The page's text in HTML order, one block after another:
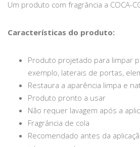
Um produto com fragrância a COCA-
Características do produto:
Produto projetado para limpar
exemplo, laterais de portas,
Restaura a aparência limpa e
Produto pronto a usar
Não requer lavagem após a
Fragrância de cola
Recomendado antes da